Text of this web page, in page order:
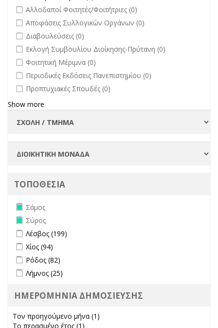
undefined
Αλλοδαποί Φοιτητές/Φοιτήτριες (0)
undefined
Αποφάσεις Συλλογικών Οργάνων (0)
undefined
Διαβουλεύσεις (0)
undefined
Εκλογή Συμβουλίου Διοίκησης-Πρύτανη (0)
undefined
Φοιτητική Μέριμνα (0)
undefined
Περιοδικές Εκδόσεις Πανεπιστημίου (0)
undefined
Προπτυχιακές Σπουδές (0)
Show more
ΤΟΠΟΘΕΣΙΑ
Remove Σάμος filter
Σάμος
Remove Σύρος filter
Σύρος
Apply Λέσβος filter
Λέσβος (199)
Apply Χίος filter
Χίος (94)
Apply Ρόδος filter
Ρόδος (82)
Apply Λήμνος filter
Λήμνος (25)
ΗΜΕΡΟΜΗΝΙΑ ΔΗΜΟΣΙΕΥΣΗΣ
Τον προηγούμενο μήνα (1)
Το περασμένο έτος (1)